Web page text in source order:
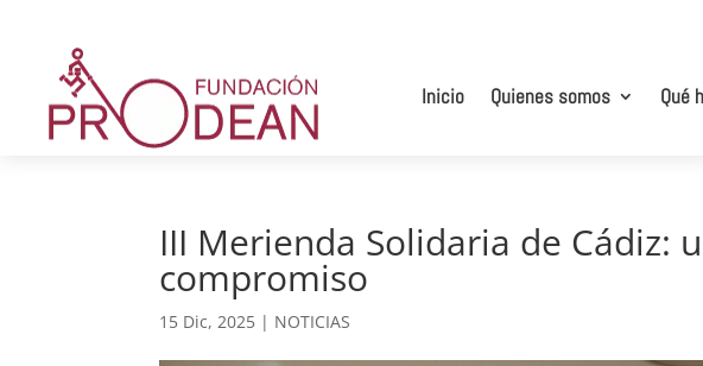
Inicio Quienes somos Qué
III Merienda Solidaria de Cádiz:
compromiso
15 Dic, 2025 | NOTICIAS